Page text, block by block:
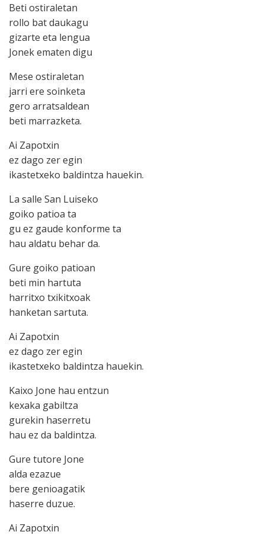
Beti ostiraletan
rollo bat daukagu
gizarte eta lengua
Jonek ematen digu
Mese ostiraletan
jarri ere soinketa
gero arratsaldean
beti marrazketa.
Ai Zapotxin
ez dago zer egin
ikastetxeko baldintza hauekin.
La salle San Luiseko
goiko patioa ta
gu ez gaude konforme ta
hau aldatu behar da.
Gure goiko patioan
beti min hartuta
harritxo txikitxoak
hanketan sartuta.
Ai Zapotxin
ez dago zer egin
ikastetxeko baldintza hauekin.
Kaixo Jone hau entzun
kexaka gabiltza
gurekin haserretu
hau ez da baldintza.
Gure tutore Jone
alda ezazue
bere genioagatik
haserre duzue.
Ai Zapotxin